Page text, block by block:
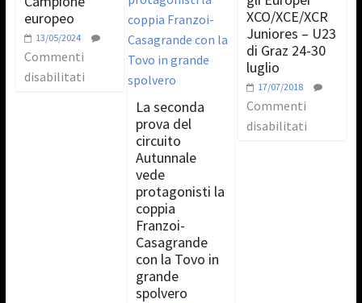
europeo
13/05/2024
Commenti
disabilitati
La seconda
prova del
circuito
Autunnale
vede
protagonisti la
coppia
Franzoi-
Casagrande
con la Tovo in
grande
spolvero
XCO/XCE/XCR
Juniores – U23
di Graz 24-30
luglio
17/07/2018
Commenti
disabilitati